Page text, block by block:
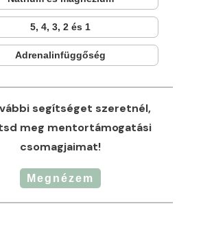
5, 4, 3, 2 és 1
Adrenalinfüggőség
segítséget szeretnél,
meg mentortámogatási
csomagjaimat!
Megnézem